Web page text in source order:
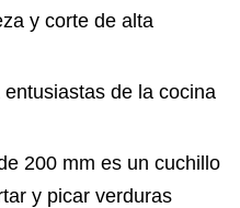
y corte de alta
de la cocina
200 mm es un cuchillo
y picar verduras